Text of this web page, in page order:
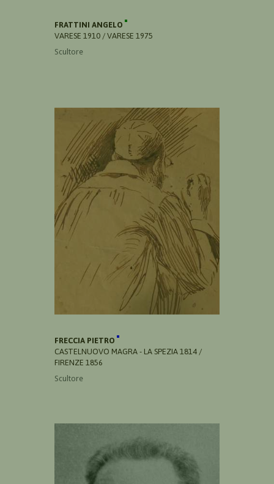
FRATTINI ANGELO
VARESE 1910 / VARESE 1975
Scultore
FRECCIA PIETRO
CASTELNUOVO MAGRA - LA SPEZIA 1814 /
FIRENZE 1856
Scultore